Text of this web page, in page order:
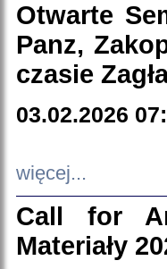
Otwarte
Panz,
czasie
03.02.2026
więcej...
Call for
Materiały